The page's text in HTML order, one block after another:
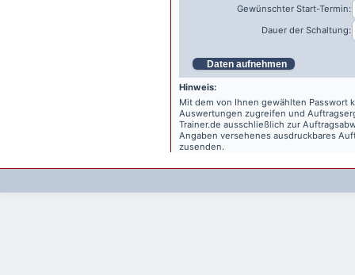
Gewünschter Start-Termin:
Dauer der Schaltung:
Daten aufnehmen
Hinweis:
Mit dem von Ihnen gewählten Passwort
Auswertungen zugreifen und
Trainer.de ausschließlich zur
Angaben versehenes ausdruckbares
zusenden.